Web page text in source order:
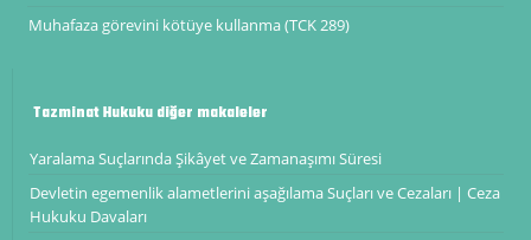
Muhafaza görevini kötüye kullanma (TCK 289)
Tazminat Hukuku diğer makaleler
Yaralama Suçlarında Şikâyet ve Zamanaşımı Süresi
Devletin egemenlik alametlerini aşağılama Suçları ve Cezaları | Ceza
Hukuku Davaları